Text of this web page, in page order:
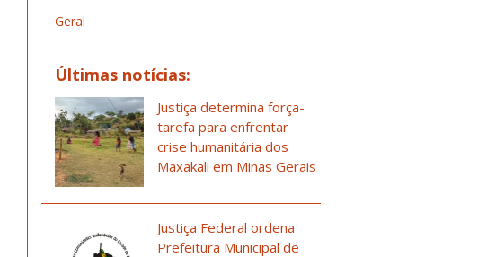
Geral
Últimas notícias:
Justiça determina força-
tarefa para enfrentar
crise humanitária dos
Maxakali em Minas Gerais
Justiça Federal ordena
Prefeitura Municipal de